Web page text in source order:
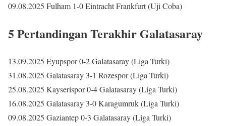
09.08.2025 Fulham 1-0 Eintracht Frankfurt (Uji Coba)
5 Pertandingan Terakhir Galatasaray
13.09.2025 Eyupspor 0-2 Galatasaray (Liga Turki)
31.08.2025 Galatasaray 3-1 Rozespor (Liga Turki)
25.08.2025 Kayserispor 0-4 Galatasaray (Liga Turki)
16.08.2025 Galatasaray 3-0 Karagumruk (Liga Turki)
09.08.2025 Gaziantep 0-3 Galatasaray (Liga Turki)